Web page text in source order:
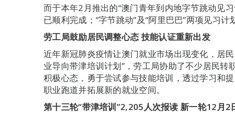
而于本年2月推出的“澳门青年到内地字节跳动见
已顺利完成；“字节跳动”及“阿里巴巴”两项见习计
劳工局鼓励居民调整心态 技能认证重新出发
近年新冠肺炎疫情让澳门就业市场出现变化，居
业导向带津培训计划”，劳工局协助了不少居民
积极心态，勇于尝试参与技能培训，透过学习和
职业跑道并拓展新的就业空间。
第十三轮“带津培训”2,205 人次报读 新一轮12 月2